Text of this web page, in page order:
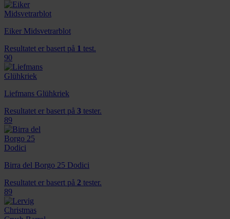
Eiker Midsvetrarblot
Resultatet er basert på 1 test.
90
Liefmans Glühkriek
Resultatet er basert på 3 tester.
89
Birra del Borgo 25 Dodici
Resultatet er basert på 2 tester.
89